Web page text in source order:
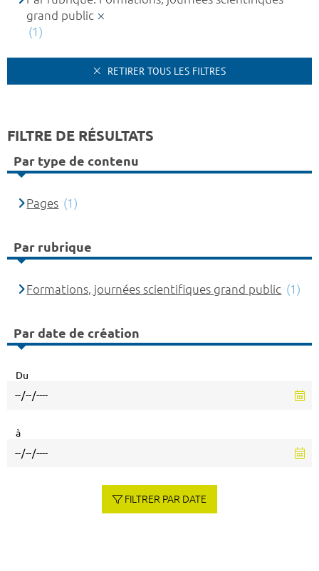
grand public
(1)
RETIRER TOUS LES FILTRES
FILTRE DE RÉSULTATS
Par type de contenu
Pages (1)
Par rubrique
Formations, journées scientifiques grand public (1)
Par date de création
Du
à
FILTRER PAR DATE